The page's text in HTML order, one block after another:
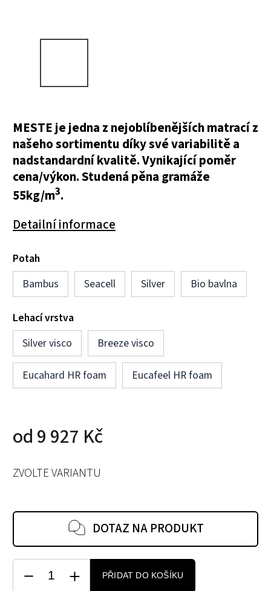
MESTE je jedna z nejoblíbenějších matrací z
našeho sortimentu díky své variabilitě a
nadstandardní kvalitě. Vynikající poměr
cena/výkon. Studená pěna gramáže
55kg/m3.
Detailní informace
Potah
Bambus
Seacell Silver Bio bavlna
Lehací vrstva
Silver visco
Breeze visco
Eucahard HR foam Eucafeel HR foam
od9 927 Kč
ZVOLTE VARIANTU
DOTAZ NA PRODUKT
PŘIDAT DO KOŠÍKU